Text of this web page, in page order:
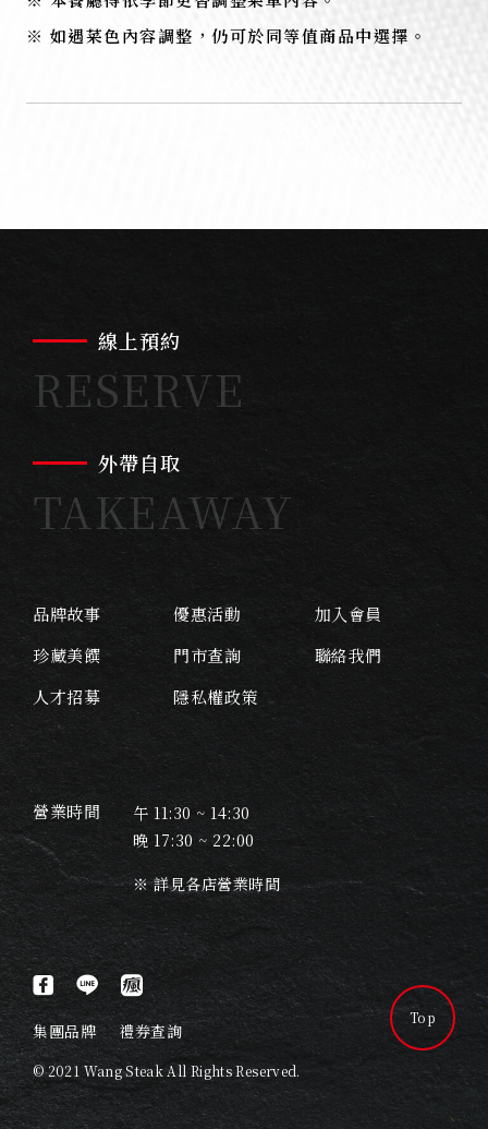
※ 如遇菜色內容調整，仍可於同等值商品中選擇。
線上預約
RESERVE
外帶自取
TAKEAWAY
品牌故事 優惠活動
加入會員
珍藏美饌
門市查詢
聯絡我們
人才招募
隱私權政策
營業時間
午 11:30 ~ 14:30
晚 17:30 ~ 22:00
※ 詳見各店營業時間
集團品牌 禮券查詢
© 2021 Wang Steak All Rights Reserved.
Top